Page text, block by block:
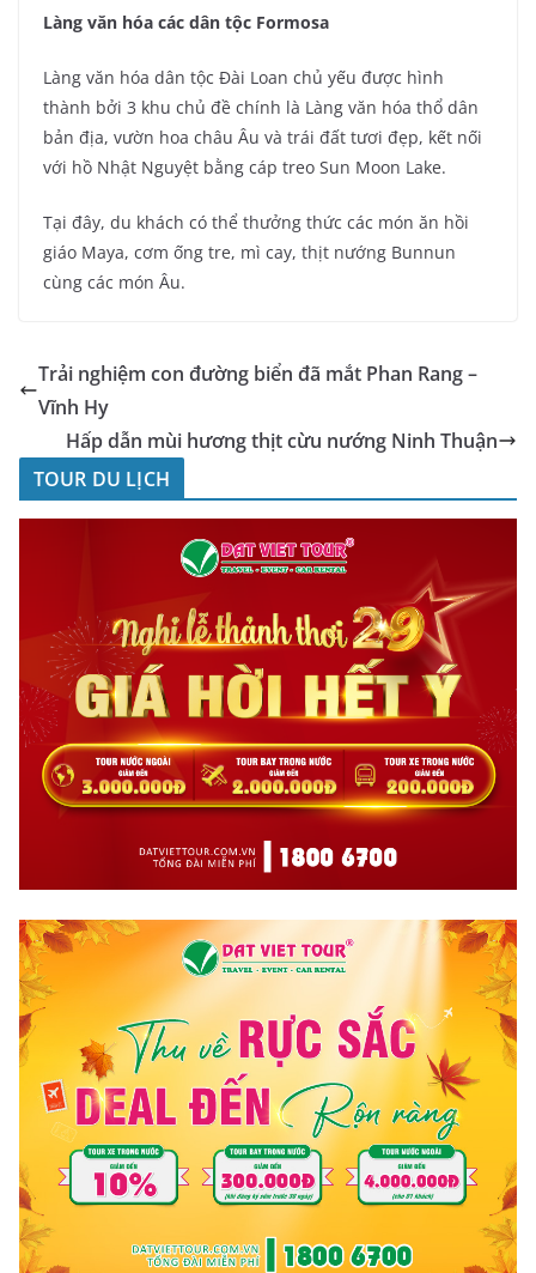
Làng văn hóa các dân tộc Formosa
Làng văn hóa dân tộc Đài Loan chủ yếu được hình
thành bởi 3 khu chủ đề chính là Làng văn hóa thổ dân
bản địa, vườn hoa châu Âu và trái đất tươi đẹp, kết nối
với hồ Nhật Nguyệt bằng cáp treo Sun Moon Lake.
Tại đây, du khách có thể thưởng thức các món ăn hồi
giáo Maya, cơm ống tre, mì cay, thịt nướng Bunnun
cùng các món Âu.
Trải nghiệm con đường biển đã mắt Phan Rang –
Vĩnh Hy
Hấp dẫn mùi hương thịt cừu nướng Ninh Thuận
TOUR DU LỊCH